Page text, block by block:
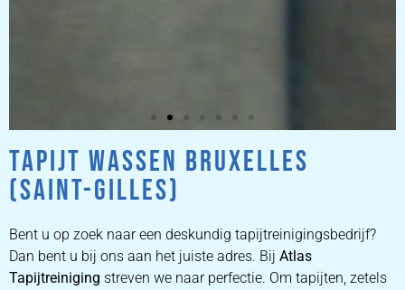
ZETEL
REINIGEN
ZETEL REINIGEN DOOR
PROFESSIONALS
TAPIJT WASSEN BRUXELLES
(SAINT-GILLES)
Bent u op zoek naar een deskundig tapijtreinigingsbedrijf?
Dan bent u bij ons aan het juiste adres. Bij Atlas
Tapijtreiniging streven we naar perfectie. Om tapijten, zetels